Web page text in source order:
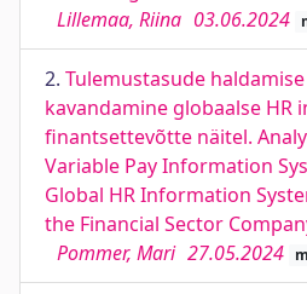
Lillemaa, Riina 03.06.2024
2. Tulemustasude
kavandamine globaalse HR
finantsettevõtte näitel.
Variable Pay Information
Global HR Information
the Financial Sector
Pommer, Mari 27.05.2024